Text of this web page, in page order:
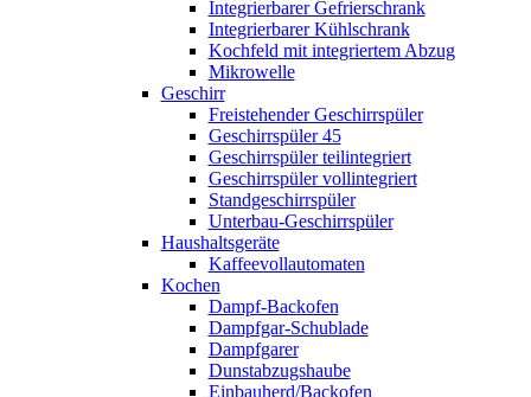
Integrierbarer Gefrierschrank
Integrierbarer Kühlschrank
Kochfeld mit integriertem Abzug
Mikrowelle
Geschirr
Freistehender Geschirrspüler
Geschirrspüler 45
Geschirrspüler teilintegriert
Geschirrspüler vollintegriert
Standgeschirrspüler
Unterbau-Geschirrspüler
Haushaltsgeräte
Kaffeevollautomaten
Kochen
Dampf-Backofen
Dampfgar-Schublade
Dampfgarer
Dunstabzugshaube
Einbauherd/Backofen